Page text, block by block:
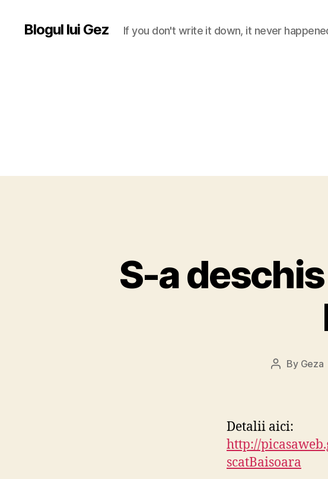
Blogul lui Gez If you don't write it down, it never
S-a
Post
By Geza
Detalii aici:
http://
scatBaisoara